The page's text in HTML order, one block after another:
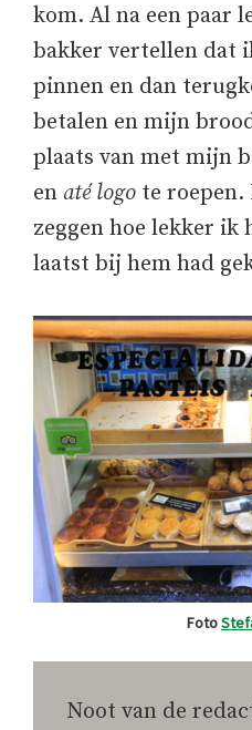
kom. Al na een paar
bakker vertellen dat
pinnen en dan
betalen en mijn
plaats van met mijn
en até logo te roepen.
zeggen hoe lekker
laatst bij hem had
Foto
Noot van de